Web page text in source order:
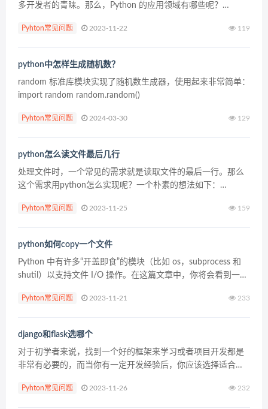
多开发者的青睐。那么，Python 的应用领域有哪些呢？
OOP面向对象编程，...
Pyhton常见问题 2023-11-22 119
python中怎样生成随机数？
random 标准库模块实现了随机数生成器，使用起来非常简单：
import random random.random()
Pyhton常见问题 2024-03-30 129
python怎么读文件最后几行
处理文件时，一个常见的需求就是读取文件的最后一行。那么
这个需求用python怎么实现呢？一个朴素的想法如下：
Pyhton常见问题 2023-11-25 159
python如何copy一个文件
Python 中有许多“开盖即食”的模块（比如 os，subprocess 和
shutil）以支持文件 I/O 操作。在这篇文章中，你将会看到一些
种不同的...
Pyhton常见问题 2023-11-21 233
django和flask选哪个
对于初学者来说，找到一个好的框架来学习或者项目开发都是
非常有必要的，而当你有一定开发经验后，你应该选择适合当
这个永恒的话题就跟探讨“世界上哪种编程语言最屌”是一样
Pyhton常见问题 2023-11-26 232